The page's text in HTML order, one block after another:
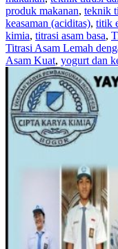
produk makanan, teknik
keasaman (aciditas), titik
kimia, titrasi asam basa,
Titrasi Asam Lemah
Asam Kuat, yogurt dan